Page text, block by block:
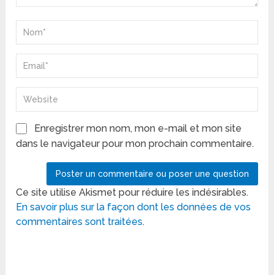
Enregistrer mon nom, mon e-mail et mon site
dans le navigateur pour mon prochain commentaire.
Ce site utilise Akismet pour réduire les indésirables.
En savoir plus sur la façon dont les données de vos
commentaires sont traitées.